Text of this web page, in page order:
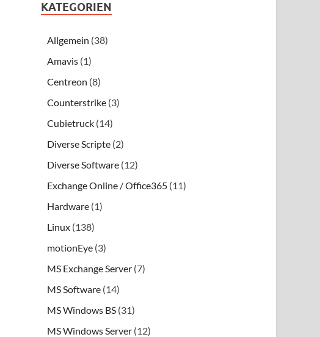
KATEGORIEN
Allgemein (38)
Amavis (1)
Centreon (8)
Counterstrike (3)
Cubietruck (14)
Diverse Scripte (2)
Diverse Software (12)
Exchange Online / Office365 (11)
Hardware (1)
Linux (138)
motionEye (3)
MS Exchange Server (7)
MS Software (14)
MS Windows BS (31)
MS Windows Server (12)